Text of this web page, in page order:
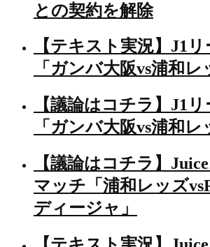
との契約を解除
【テキスト実況】J1
「ガンバ大阪vs浦和レ
【議論はコチラ】J1
「ガンバ大阪vs浦和レ
【議論はコチラ】
マッチ「浦和レッズ
ディージャ」